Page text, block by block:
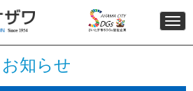
お知らせ